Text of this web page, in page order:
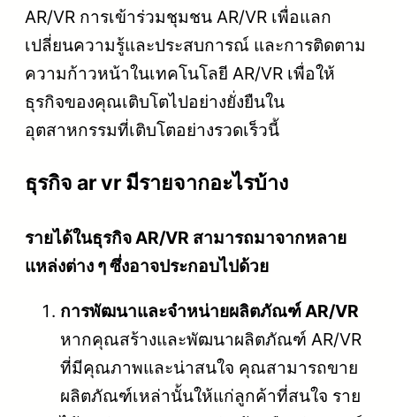
AR/VR การเข้าร่วมชุมชน AR/VR เพื่อแลก
เปลี่ยนความรู้และประสบการณ์ และการติดตาม
ความก้าวหน้าในเทคโนโลยี AR/VR เพื่อให้
ธุรกิจของคุณเติบโตไปอย่างยั่งยืนใน
อุตสาหกรรมที่เติบโตอย่างรวดเร็วนี้
ธุรกิจ ar vr มีรายจากอะไรบ้าง
รายได้ในธุรกิจ AR/VR สามารถมาจากหลาย
แหล่งต่าง ๆ ซึ่งอาจประกอบไปด้วย
การพัฒนาและจำหน่ายผลิตภัณฑ์ AR/VR
หากคุณสร้างและพัฒนาผลิตภัณฑ์ AR/VR
ที่มีคุณภาพและน่าสนใจ คุณสามารถขาย
ผลิตภัณฑ์เหล่านั้นให้แก่ลูกค้าที่สนใจ ราย